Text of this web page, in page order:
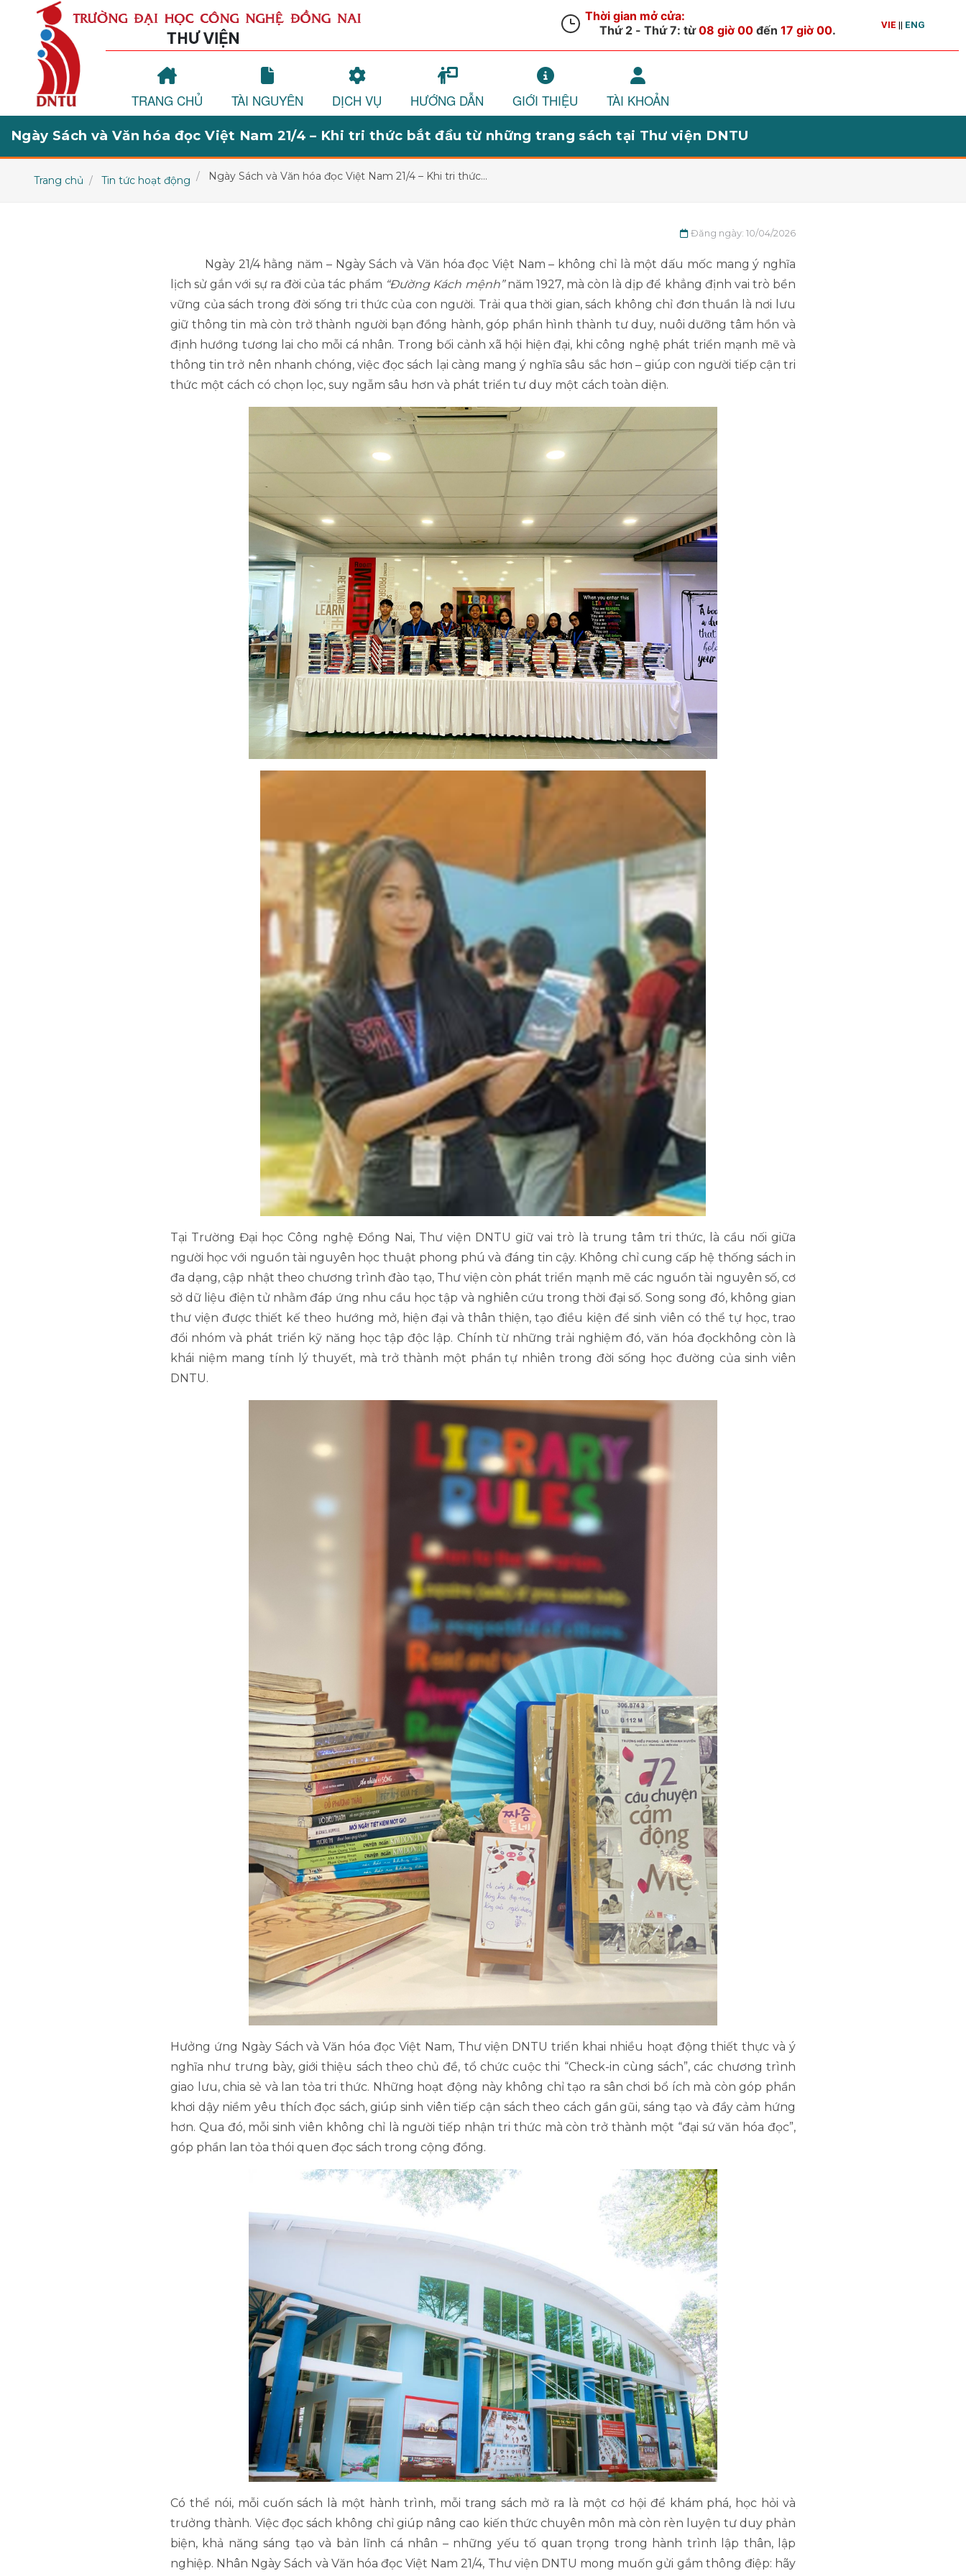
VIE || ENG
TRANG CHỦ TÀI NGUYÊN DỊCH VỤ HƯỚNG DẪN GIỚI THIỆU TÀI KHOẢN
Ngày Sách và Văn hóa đọc Việt Nam 21/4 – Khi tri thức bắt đầu từ những trang sách tại Thư viện DNTU
Trang chủ Tin tức hoạt động Ngày Sách và Văn hóa đọc Việt Nam 21/4 – Khi tri thức...
Đăng ngày: 10/04/2026
Ngày 21/4 hằng năm – Ngày Sách và Văn hóa đọc Việt Nam – không chỉ là một dấu mốc mang ý nghĩa
lịch sử gắn với sự ra đời của tác phẩm “Đường Kách mệnh”năm 1927, mà còn là dịp để khẳng định vai trò bền
vững của sách trong đời sống tri thức của con người. Trải qua thời gian, sách không chỉ đơn thuần là nơi lưu
giữ thông tin mà còn trở thành người bạn đồng hành, góp phần hình thành tư duy, nuôi dưỡng tâm hồn và
định hướng tương lai cho mỗi cá nhân. Trong bối cảnh xã hội hiện đại, khi công nghệ phát triển mạnh mẽ và
thông tin trở nên nhanh chóng, việc đọc sách lại càng mang ý nghĩa sâu sắc hơn – giúp con người tiếp cận tri
thức một cách có chọn lọc, suy ngẫm sâu hơn và phát triển tư duy một cách toàn diện.
Tại Trường Đại học Công nghệ Đồng Nai, Thư viện DNTU giữ vai trò là trung tâm tri thức, là cầu nối giữa
người học với nguồn tài nguyên học thuật phong phú và đáng tin cậy. Không chỉ cung cấp hệ thống sách in
đa dạng, cập nhật theo chương trình đào tạo, Thư viện còn phát triển mạnh mẽ các nguồn tài nguyên số, cơ
sở dữ liệu điện tử nhằm đáp ứng nhu cầu học tập và nghiên cứu trong thời đại số. Song song đó, không gian
thư viện được thiết kế theo hướng mở, hiện đại và thân thiện, tạo điều kiện để sinh viên có thể tự học, trao
đổi nhóm và phát triển kỹ năng học tập độc lập. Chính từ những trải nghiệm đó, văn hóa đọckhông còn là
khái niệm mang tính lý thuyết, mà trở thành một phần tự nhiên trong đời sống học đường của sinh viên
DNTU.
Hưởng ứng Ngày Sách và Văn hóa đọc Việt Nam, Thư viện DNTU triển khai nhiều hoạt động thiết thực và ý
nghĩa như trưng bày, giới thiệu sách theo chủ đề, tổ chức cuộc thi “Check-in cùng sách”, các chương trình
giao lưu, chia sẻ và lan tỏa tri thức. Những hoạt động này không chỉ tạo ra sân chơi bổ ích mà còn góp phần
khơi dậy niềm yêu thích đọc sách, giúp sinh viên tiếp cận sách theo cách gần gũi, sáng tạo và đầy cảm hứng
hơn. Qua đó, mỗi sinh viên không chỉ là người tiếp nhận tri thức mà còn trở thành một “đại sứ văn hóa đọc”,
góp phần lan tỏa thói quen đọc sách trong cộng đồng.
Có thể nói, mỗi cuốn sách là một hành trình, mỗi trang sách mở ra là một cơ hội để khám phá, học hỏi và
trưởng thành. Việc đọc sách không chỉ giúp nâng cao kiến thức chuyên môn mà còn rèn luyện tư duy phản
biện, khả năng sáng tạo và bản lĩnh cá nhân – những yếu tố quan trọng trong hành trình lập thân, lập
nghiệp. Nhân Ngày Sách và Văn hóa đọc Việt Nam 21/4, Thư viện DNTU mong muốn gửi gắm thông điệp: hãy